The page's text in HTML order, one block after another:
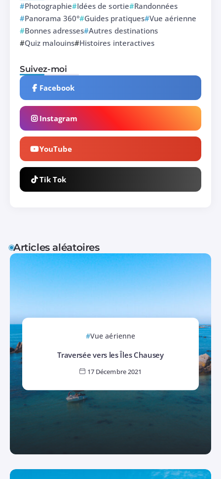
Photographie Idées de sortie Randonnées
Panorama 360° Guides pratiques Vue aérienne
Bonnes adresses Autres destinations
Quiz malouins Histoires interactives
Suivez-moi
Facebook
Instagram
YouTube
Tik Tok
Articles aléatoires
Vue aérienne
Traversée vers les Îles Chausey
17 Décembre 2021